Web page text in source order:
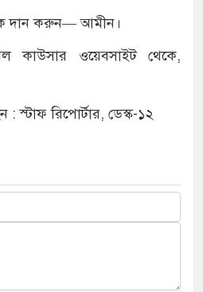
দান করুন— আমীন।
কাউসার ওয়েবসাইট থেকে,
স্টাফ রিপোর্টার, ডেস্ক-১২